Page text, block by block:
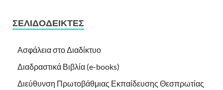
ΣΕΛΙΔΟΔΕΊΚΤΕΣ
Ασφάλεια στο Διαδίκτυο
Διαδραστικά Βιβλία (e-books)
Διεύθυνση Πρωτοβάθμιας Εκπαίδευσης Θεσπρωτίας